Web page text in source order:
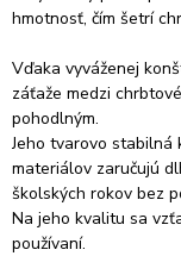
hmotnosť, čím šetrí
Vďaka vyváženej
záťaže medzi
pohodlným.
Jeho tvarovo stabilná
materiálov zaručujú
školských rokov bez
Na jeho kvalitu sa
používaní.